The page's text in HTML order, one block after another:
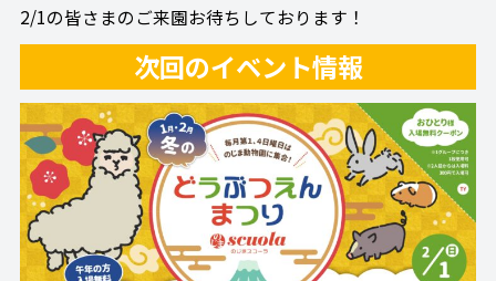
2/1の皆さまのご来園お待ちしております！
次回のイベント情報